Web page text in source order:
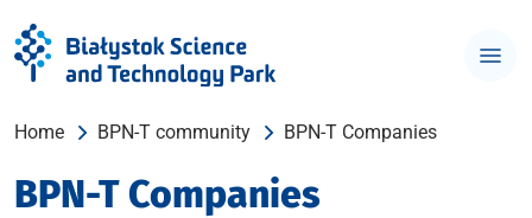
Home BPN-T community BPN-T Companies
BPN-T Companies